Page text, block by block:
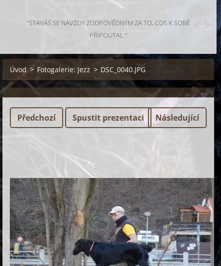
"STÁVÁŠ SE NAVŽDY ZODPOVĚDNÝM ZA TO, COS K SOBĚ
PŘIPOUTAL."
Úvod > Fotogalerie: Jezz > DSC_0040.JPG
Předchozí Spustit prezentaci Následující